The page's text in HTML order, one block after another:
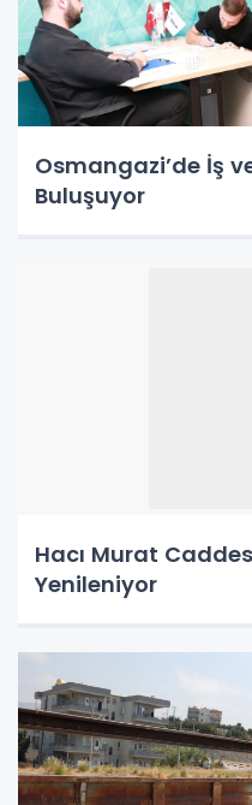
Osmangazi’de İş
Buluşuyor
Hacı Murat
Yenileniyor